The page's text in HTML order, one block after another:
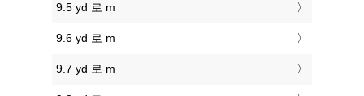
9.5 yd 로 m
9.6 yd 로 m
9.7 yd 로 m